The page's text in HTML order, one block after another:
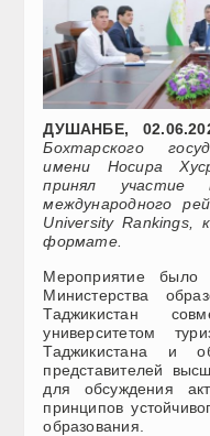
ДУШАНБЕ,
Бохтарского
имени Носира
принял участие
международного
University Rankings,
формате.
Мероприятие было
Министерства
Таджикистан
университетом
Таджикистана и
представителей
для обсуждения
принципов
образования.